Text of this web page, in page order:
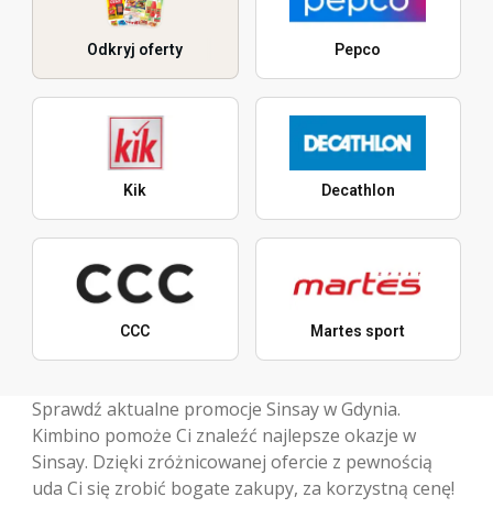
Odkryj oferty Pepco
Kik Decathlon
CCC Martes sport
Sprawdź aktualne promocje Sinsay w Gdynia.
Kimbino pomoże Ci znaleźć najlepsze okazje w
Sinsay. Dzięki zróżnicowanej ofercie z pewnością
uda Ci się zrobić bogate zakupy, za korzystną cenę!